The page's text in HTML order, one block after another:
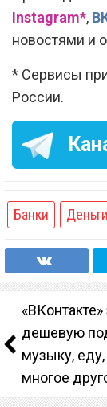
Instagram*,
новостями и
* Сервисы
России.
Банки Деньги
дешевую
музыку, еду,
многое